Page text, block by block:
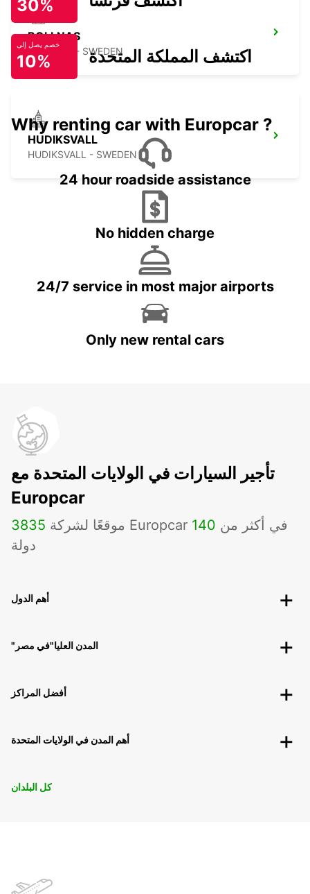
BOLLNAS
BOLLNAS - SWEDEN
HUDIKSVALL
HUDIKSVALL - SWEDEN
30%
خصم يصل إلى
10% اكتشف المملكة المتحدة
Why renting car with Europcar ?
24 hour roadside assistance
No hidden charge
24/7 service in most major airports
Only new rental cars
تأجير السيارات في الولايات المتحدة مع
Europcar
3835 موقعًا لشركة Europcar في أكثر من 140
دولة
أهم الدول
"المدن العليا"في مصر
أفضل المراكز
أهم المدن في الولايات المتحدة
كل البلدان